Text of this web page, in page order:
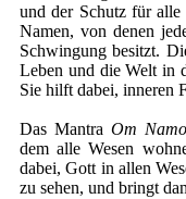
und der Schutz für alle
Namen, von denen
Schwingung besitzt.
Leben und die Welt in
Sie hilft dabei, inneren
Das Mantra Om
dem alle Wesen
dabei, Gott in allen
zu sehen, und bringt